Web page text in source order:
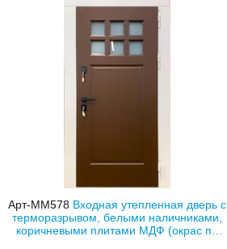
Арт-ММ578 Входная утепленная дверь с
терморазрывом, белыми наличниками,
коричневыми плитами МДФ (окрас по